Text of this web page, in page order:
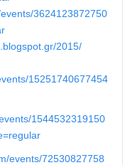
3624123872750
2015/
15251740677454
1544532319150
events/72530827758